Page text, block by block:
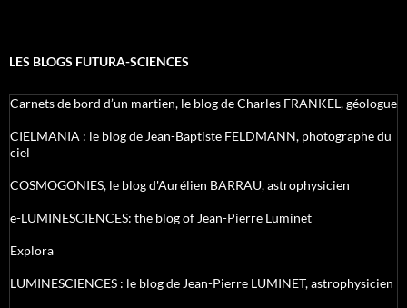
LES BLOGS FUTURA-SCIENCES
Carnets de bord d’un martien, le blog de Charles FRANKEL, géologue
CIELMANIA : le blog de Jean-Baptiste FELDMANN, photographe du
ciel
COSMOGONIES, le blog d'Aurélien BARRAU, astrophysicien
e-LUMINESCIENCES: the blog of Jean-Pierre Luminet
Explora
LUMINESCIENCES : le blog de Jean-Pierre LUMINET, astrophysicien